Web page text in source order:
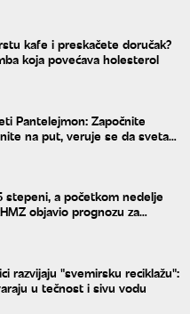
kafe i preskačete doručak?
koja povećava holesterol
Pantelejmon: Započnite
na put, veruje se da svetac
stepeni, a početkom nedelje
objavio prognozu za
razvijaju "svemirsku reciklažu":
u tečnost i sivu vodu